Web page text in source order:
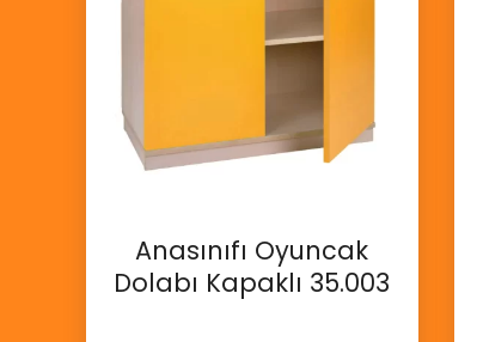
Anasınıfı Oyuncak
Dolabı Kapaklı 35.003